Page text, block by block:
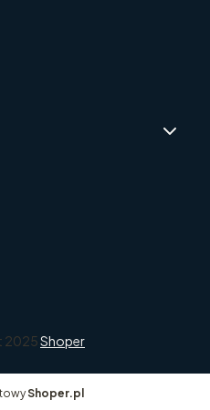
2025Shoper
Shoper.pl